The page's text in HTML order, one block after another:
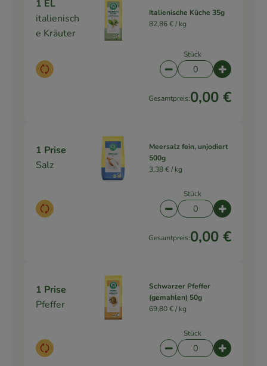
1 EL
italienisch
e Kräuter
Auswahl ändern
Italienische Küche 35g
82,86 € /kg
Stück
Artikelanzahl
Gesamtpreis:0,00 €
1 Prise
Salz
Auswahl ändern
Meersalz fein, unjodiert
500g
3,38 € /kg
Stück
Artikelanzahl
Gesamtpreis:0,00 €
1 Prise
Pfeffer
Auswahl ändern
Schwarzer Pfeffer
(gemahlen) 50g
69,80 € /kg
Stück
Artikelanzahl